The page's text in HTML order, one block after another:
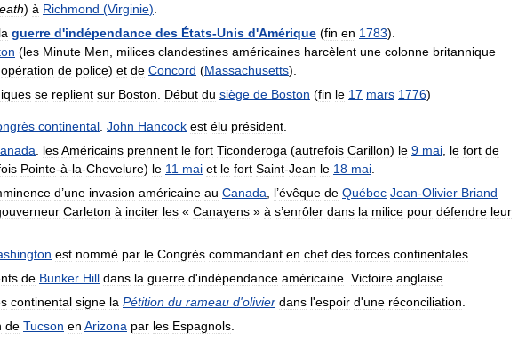
) à Richmond (Virginie)
la guerre d'indépendance des États-Unis d'Amérique (fin en 1783).
(les Minute Men milices clandestines américaines harcèlent une colonne britannique
opération de police) et de Concord (Massachusetts).
se replient sur Boston Début du siège de Boston (fin le 17 mars 1776)
continental John Hancock est élu président
lesAméricains prennent le fort Ticonderoga (autrefois Carillon) le 9 mai le fort de
Pointe-à-la-Chevelure) le 11 mai et le fort Saint-Jean le 18 mai
d’une invasion américaine au Canada l’évêque de Québec Jean-Olivier Briand
Carleton à inciter les « Canayens » à s’enrôler dans la milice pour défendre leur
est nommé par le Congrès commandant en chef des forces continentales
de Bunker Hill dans la guerre d'indépendance américaine Victoire anglaise
continental signe la Pétition du rameau d'olivier dans l'espoir d'une réconciliation
de Tucson en Arizona par les Espagnols